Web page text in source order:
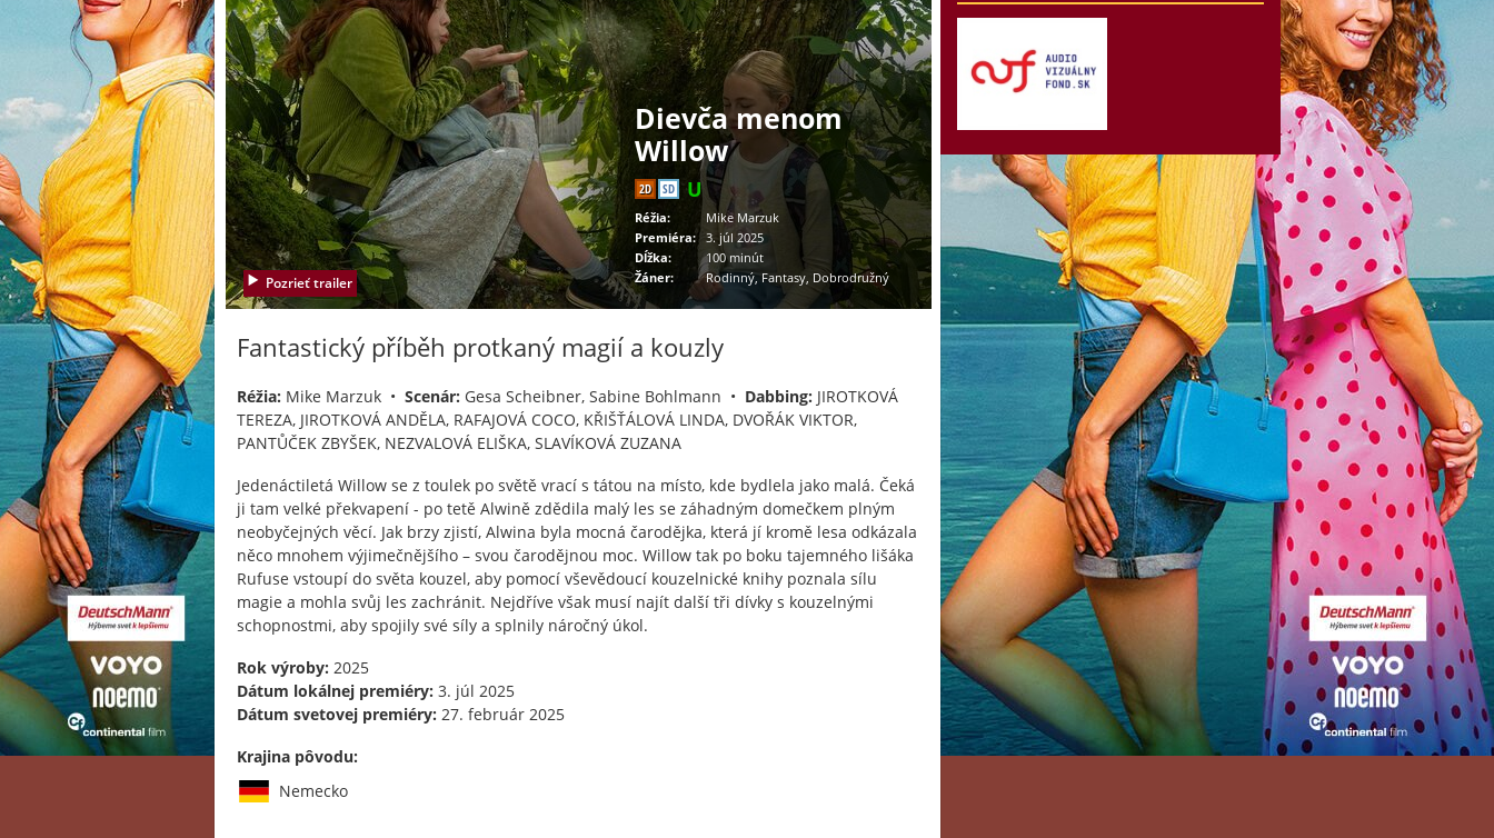
Pozrieť trailer
Dievča menom
Willow
2D
SD
Réžia:
Mike Marzuk
Premiéra: 3. júl 2025
Dĺžka:
100 minút
Žáner:
Rodinný, Fantasy, Dobrodružný
Fantastický příběh protkaný magií a kouzly
Réžia: Mike Marzuk • Scenár: Gesa Scheibner, Sabine Bohlmann • Dabbing: JIROTKOVÁ
TEREZA, JIROTKOVÁ ANDĚLA, RAFAJOVÁ COCO, KŘIŠŤÁLOVÁ LINDA, DVOŘÁK VIKTOR,
PANTŮČEK ZBYŠEK, NEZVALOVÁ ELIŠKA, SLAVÍKOVÁ ZUZANA
Jedenáctiletá Willow se z toulek po světě vrací s tátou na místo, kde bydlela jako malá. Čeká
ji tam velké překvapení - po tetě Alwině zdědila malý les se záhadným domečkem plným
neobyčejných věcí. Jak brzy zjistí, Alwina byla mocná čarodějka, která jí kromě lesa odkázala
něco mnohem výjimečnějšího – svou čarodějnou moc. Willow tak po boku tajemného lišáka
Rufuse vstoupí do světa kouzel, aby pomocí vševědoucí kouzelnické knihy poznala sílu
magie a mohla svůj les zachránit. Nejdříve však musí najít další tři dívky s kouzelnými
schopnostmi, aby spojily své síly a splnily náročný úkol.
Rok výroby: 2025
Dátum lokálnej premiéry: 3. júl 2025
Dátum svetovej premiéry: 27. február 2025
Krajina pôvodu:
Nemecko